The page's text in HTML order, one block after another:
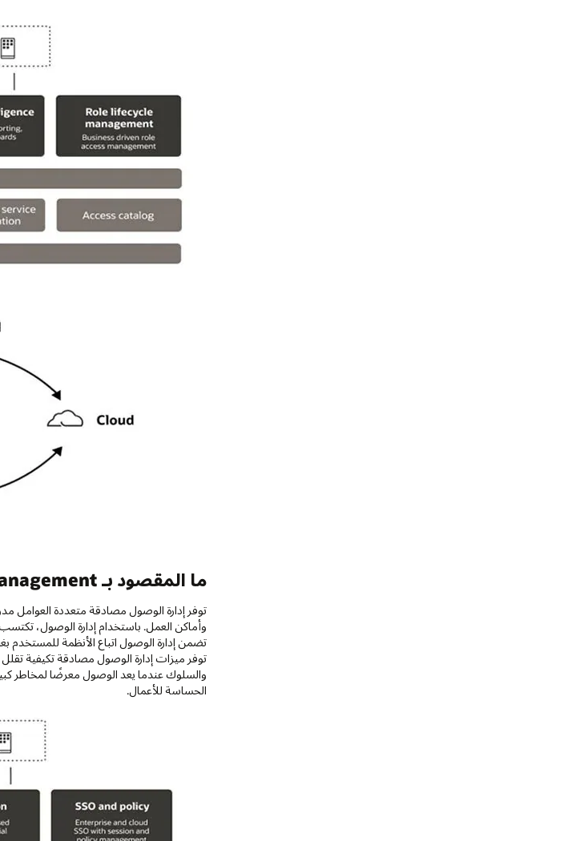
ما المقصود بـ Access Management؟
وأماكن العمل. باستخدام إدارة الوصول،
تضمن إدارة الوصول اتباع الأنظمة
توفر ميزات إدارة الوصول مصادقة تكيفية
والسلوك عندما يعد الوصول معرضًا لمخاطر
الحساسة للأعمال.